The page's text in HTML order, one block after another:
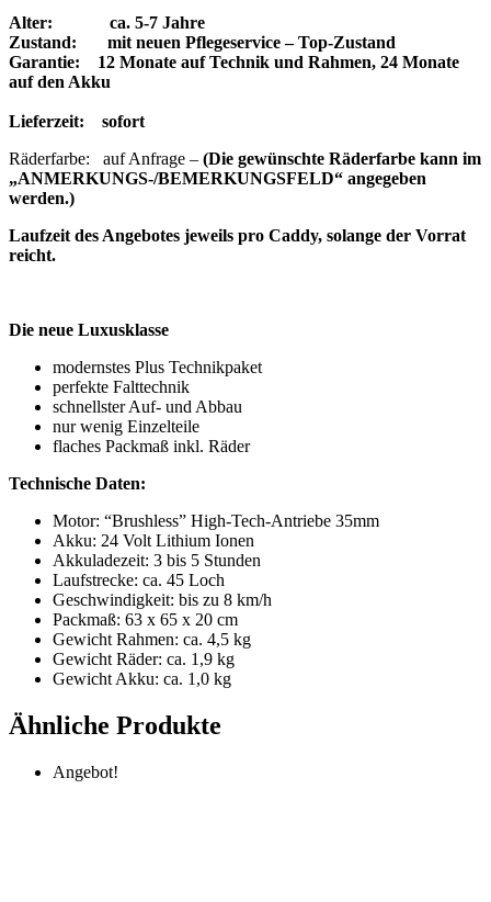
Alter: ca. 5-7 Jahre
Zustand: mit neuen Pflegeservice – Top-Zustand
Garantie: 12 Monate auf Technik und Rahmen, 24 Monate
auf den Akku
Lieferzeit: sofort
Räderfarbe: auf Anfrage – (Die gewünschte Räderfarbe kann im
„ANMERKUNGS-/BEMERKUNGSFELD“ angegeben
werden.)
Laufzeit des Angebotes jeweils pro Caddy, solange der Vorrat
reicht.
Die neue Luxusklasse
modernstes Plus Technikpaket
perfekte Falttechnik
schnellster Auf- und Abbau
nur wenig Einzelteile
flaches Packmaß inkl. Räder
Technische Daten:
Motor: “Brushless” High-Tech-Antriebe 35mm
Akku: 24 Volt Lithium Ionen
Akkuladezeit: 3 bis 5 Stunden
Laufstrecke: ca. 45 Loch
Geschwindigkeit: bis zu 8 km/h
Packmaß: 63 x 65 x 20 cm
Gewicht Rahmen: ca. 4,5 kg
Gewicht Räder: ca. 1,9 kg
Gewicht Akku: ca. 1,0 kg
Ähnliche Produkte
Angebot!